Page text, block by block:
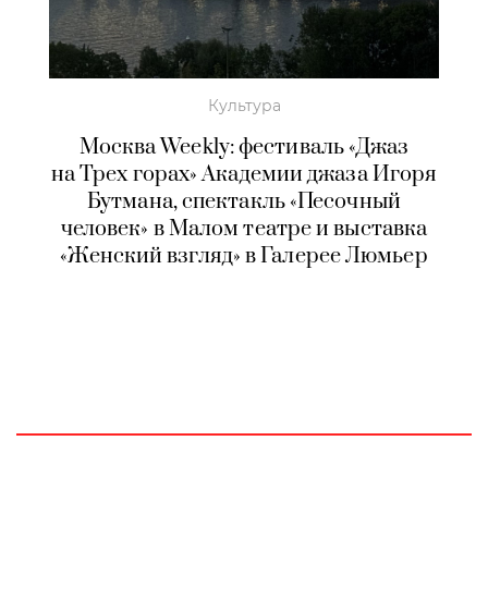
Культура
Москва Weekly: фестиваль «Джаз
на Трех горах» Академии джаза Игоря
Бутмана, спектакль «Песочный
человек» в Малом театре и выставка
«Женский взгляд» в Галерее Люмьер